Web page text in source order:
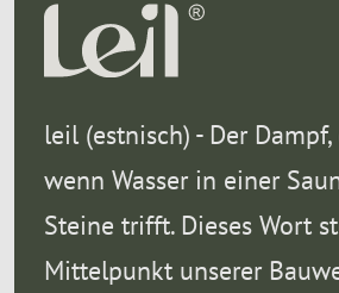
leil (estnisch) - Der
wenn Wasser in einer
Steine trifft. Dieses Wort
Mittelpunkt unserer